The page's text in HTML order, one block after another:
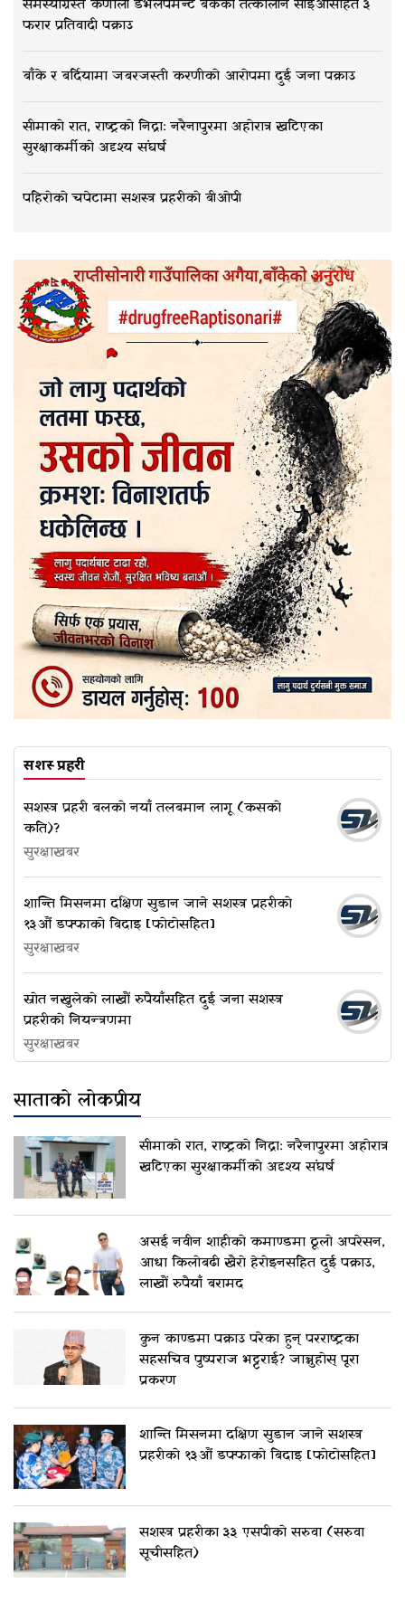
समस्याग्रस्त कर्णाली डेभलपमेन्ट बैंकका तत्कालीन सीईओसहित ३
फरार प्रतिवादी पक्राउ
बाँके र बर्दियामा जबरजस्ती करणीको आरोपमा दुई जना पक्राउ
सीमाको रात, राष्ट्रको निद्रा: नरैनापुरमा अहोरात्र खटिएका
सुरक्षाकर्मीको अदृश्य संघर्ष
पहिरोको चपेटामा सशस्त्र प्रहरीको बीओपी
सशस्त्र प्रहरी
सशस्त्र प्रहरी बलको नयाँ तलबमान लागू (कसको
कति)?
सुरक्षाखबर
शान्ति मिसनमा दक्षिण सुडान जाने सशस्त्र प्रहरीको
१३औं डफ्फाको बिदाइ [फोटोसहित]
सुरक्षाखबर
स्रोत नखुलेको लाखौं रुपैयाँसहित दुई जना सशस्त्र
प्रहरीको नियन्त्रणमा
सुरक्षाखबर
साताको लोकप्रीय
सीमाको रात, राष्ट्रको निद्रा: नरैनापुरमा अहोरात्र
खटिएका सुरक्षाकर्मीको अदृश्य संघर्ष
असई नवीन शाहीको कमाण्डमा ठूलो अपरेसन,
आधा किलोबढी खैरो हेरोइनसहित दुई पक्राउ,
लाखौं रुपैयाँ बरामद
कुन काण्डमा पक्राउ परेका हुन् परराष्ट्रका
सहसचिव पुष्पराज भट्टराई? जान्नुहोस् पूरा
प्रकरण
शान्ति मिसनमा दक्षिण सुडान जाने सशस्त्र
प्रहरीको १३औं डफ्फाको बिदाइ [फोटोसहित]
सशस्त्र प्रहरीका ३३ एसपीको सरुवा (सरुवा
सूचीसहित)